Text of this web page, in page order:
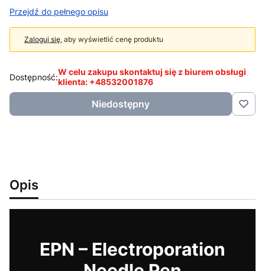
Przejdź do pełnego opisu
Zaloguj się, aby wyświetlić cenę produktu
Dostępność:W celu zakupu skontaktuj się z biurem obsługi
klienta: +48532001876
Niedostępny
Opis
EPN – Electroporation